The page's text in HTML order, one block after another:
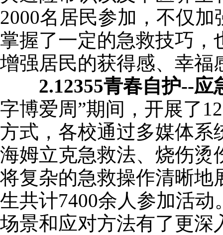
2000名居民参加，不仅
掌握了一定的急救技巧
增强居民的获得感、幸福
2.12355青春自护--
字博爱周”期间，开展了
方式，各校通过多媒体
海姆立克急救法、烧伤烫
将复杂的急救操作清晰地
生共计7400余人参加活
场景和应对方法有了更深